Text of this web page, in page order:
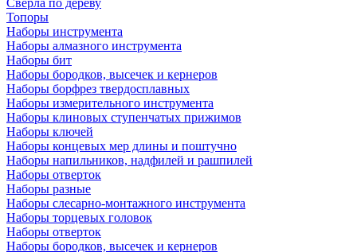
Сверла по дереву
Топоры
Наборы инструмента
Наборы алмазного инструмента
Наборы бит
Наборы бородков, высечек и кернеров
Наборы борфрез твердосплавных
Наборы измерительного инструмента
Наборы клиновых ступенчатых прижимов
Наборы ключей
Наборы концевых мер длины и поштучно
Наборы напильников, надфилей и рашпилей
Наборы отверток
Наборы разные
Наборы слесарно-монтажного инструмента
Наборы торцевых головок
Наборы отверток
Наборы бородков, высечек и кернеров